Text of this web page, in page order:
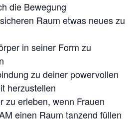
die Bewegung
Raum etwas neues zu
in seiner Form zu
zu deiner powervollen
herzustellen
zu erleben, wenn Frauen
einen Raum tanzend füllen